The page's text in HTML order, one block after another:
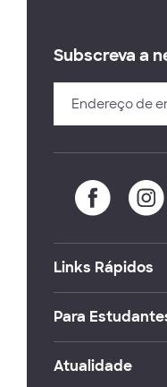
Subscreva a
Links Rápidos
Para
Atualidade